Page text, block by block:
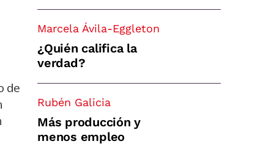
de
Marcela Ávila-Eggleton
¿Quién califica la
verdad?
Rubén Galicia
Más producción y
menos empleo